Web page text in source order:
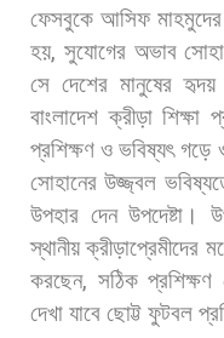
ফেসবুকে আসিফ মাহমুদের
হয়, সুযোগের অভাব
সে দেশের মানুষের হৃদয়
বাংলাদেশ ক্রীড়া শিক্ষা
প্রশিক্ষণ ও ভবিষ্যৎ গড়ে
সোহানের উজ্জ্বল
উপহার দেন উপদেষ্টা।
স্থানীয় ক্রীড়াপ্রেমীদের
করছেন, সঠিক প্রশিক্ষণ
দেখা যাবে ছোট্ট ফুটবল